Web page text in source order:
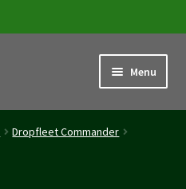
Menu
Dropfleet Commander